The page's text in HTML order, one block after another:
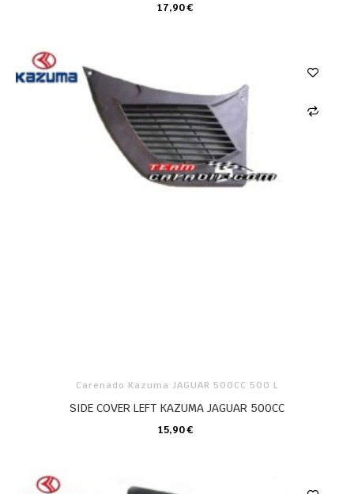
17,90 €
CARRO
Carenado Kazuma JAGUAR 500CC 500 L
SIDE COVER LEFT KAZUMA JAGUAR 500CC
15,90 €
CARRO